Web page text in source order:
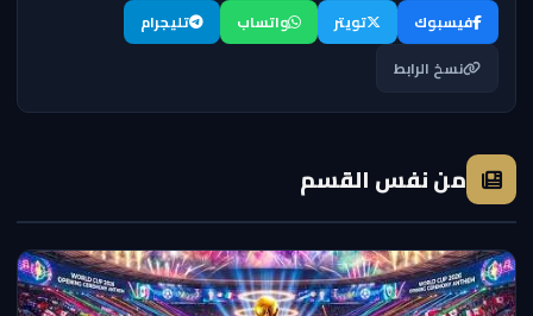
فيسبوك تويتر واتساب
تليجرام
نسخ الرابط
من نفس القسم